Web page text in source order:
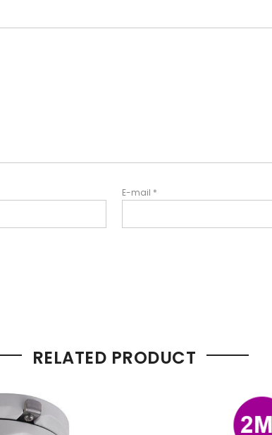
E-mail *
RELATED PRODUCT